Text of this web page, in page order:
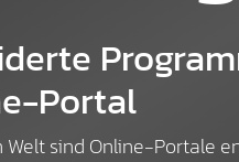
Portal
sind Online-Portale